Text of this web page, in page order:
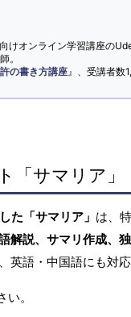
けオンライン学習講座の
。
の書き方講座 』、受講者数
「サマリア」
た「サマリア」 は、
解説、サマリ作成、
語・中国語にも対応
。